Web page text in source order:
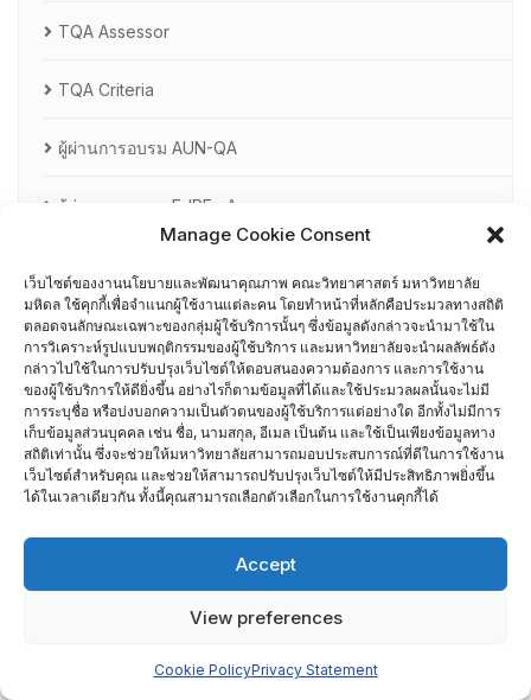
Manage Cookie Consent
เว็บไซต์ของงานนโยบายและพัฒนาคุณภาพ คณะวิทยาศาสตร์ มหาวิทยาลัย
มหิดล ใช้คุกกี้เพื่อจำแนกผู้ใช้งานแต่ละคน โดยทำหน้าที่หลักคือประมวลทางสถิติ
ตลอดจนลักษณะเฉพาะของกลุ่มผู้ใช้บริการนั้นๆ ซึ่งข้อมูลดังกล่าวจะนำมาใช้ใน
การวิเคราะห์รูปแบบพฤติกรรมของผู้ใช้บริการ และมหาวิทยาลัยจะนำผลลัพธ์ดัง
กล่าวไปใช้ในการปรับปรุงเว็บไซต์ให้ตอบสนองความต้องการ และการใช้งาน
ของผู้ใช้บริการให้ดียิ่งขึ้น อย่างไรก็ตามข้อมูลที่ได้และใช้ประมวลผลนั้นจะไม่มี
การระบุชื่อ หรือบ่งบอกความเป็นตัวตนของผู้ใช้บริการแต่อย่างใด อีกทั้งไม่มีการ
เก็บข้อมูลส่วนบุคคล เช่น ชื่อ, นามสกุล, อีเมล เป็นต้น และใช้เป็นเพียงข้อมูลทาง
สถิติเท่านั้น ซึ่งจะช่วยให้มหาวิทยาลัยสามารถมอบประสบการณ์ที่ดีในการใช้งาน
เว็บไซต์สำหรับคุณ และช่วยให้สามารถปรับปรุงเว็บไซต์ให้มีประสิทธิภาพยิ่งขึ้น
ได้ในเวลาเดียวกัน ทั้งนี้คุณสามารถเลือกตัวเลือกในการใช้งานคุกกี้ได้
Accept
View preferences
Cookie PolicyPrivacy Statement
TQA Assessor
TQA Criteria
ผู้ผ่านการอบรม AUN-QA
ผู้ผ่านการอบรม EdPEx Assessor
ศึกษาดูงาน
อื่น ๆ
กรรมการบริหารความเสี่ยง
การอบรมพัฒนาหัวหน้าภาควิชา (HDP)
คณะผู้บริหารคณะวิทยาศาสตร์ ที่ผ่านการอบรมด้านพัฒนา
คณะผู้บริหารคณะวิทยาศาสตร์ ปี 2558- 2562